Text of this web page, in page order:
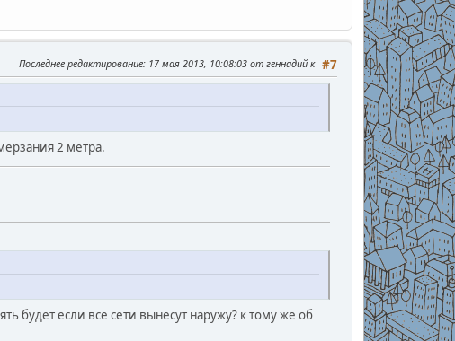
#7
Последнее редактирование: 17 мая 2013, 10:08:03 от геннадий к
2 метра.
будет если все сети вынесут наружу? к тому же об